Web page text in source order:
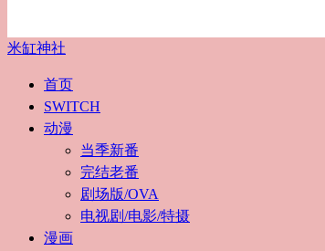
米缸神社
首页
SWITCH
动漫
当季新番
完结老番
剧场版/OVA
电视剧/电影/特摄
漫画